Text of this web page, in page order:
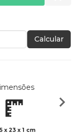
Calcular
x 23 x 1 cm